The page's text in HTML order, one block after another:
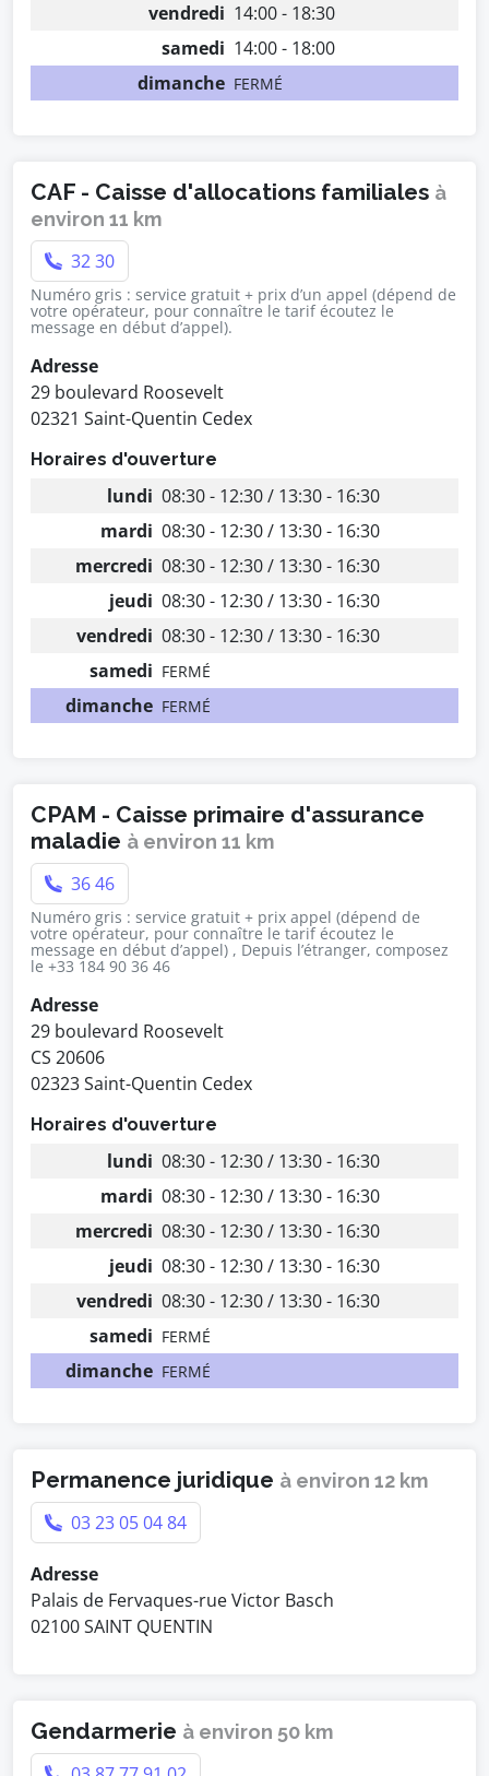
vendredi 14:00 - 18:30
samedi 14:00 - 18:00
dimanche FERMÉ
CAF - Caisse d'allocations familiales à
environ 11 km
32 30
Numéro gris : service gratuit + prix d’un appel (dépend de
votre opérateur, pour connaître le tarif écoutez le
message en début d’appel).
Adresse
29 boulevard Roosevelt
02321 Saint-Quentin Cedex
Horaires d'ouverture
lundi 08:30 - 12:30 / 13:30 - 16:30
mardi 08:30 - 12:30 / 13:30 - 16:30
mercredi 08:30 - 12:30 / 13:30 - 16:30
jeudi 08:30 - 12:30 / 13:30 - 16:30
vendredi 08:30 - 12:30 / 13:30 - 16:30
samedi FERMÉ
dimanche FERMÉ
CPAM - Caisse primaire d'assurance
maladie à environ 11 km
36 46
Numéro gris : service gratuit + prix appel (dépend de
votre opérateur, pour connaître le tarif écoutez le
message en début d’appel) , Depuis l’étranger, composez
le +33 184 90 36 46
Adresse
29 boulevard Roosevelt
CS 20606
02323 Saint-Quentin Cedex
Horaires d'ouverture
lundi 08:30 - 12:30 / 13:30 - 16:30
mardi 08:30 - 12:30 / 13:30 - 16:30
mercredi 08:30 - 12:30 / 13:30 - 16:30
jeudi 08:30 - 12:30 / 13:30 - 16:30
vendredi 08:30 - 12:30 / 13:30 - 16:30
samedi FERMÉ
dimanche FERMÉ
Permanence juridique à environ 12 km
03 23 05 04 84
Adresse
Palais de Fervaques-rue Victor Basch
02100 SAINT QUENTIN
Gendarmerie à environ 50 km